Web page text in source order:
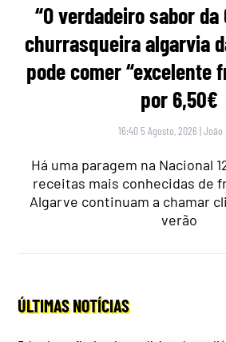
“O verdadeiro sabor
churrasqueira algarvia
pode comer “excelente
por 6,50€
16:40 5 Agosto, 2026 |João
Há uma paragem na Nacional
receitas mais conhecidas de
Algarve continuam a chamar
verão
ÚLTIMAS NOTÍCIAS